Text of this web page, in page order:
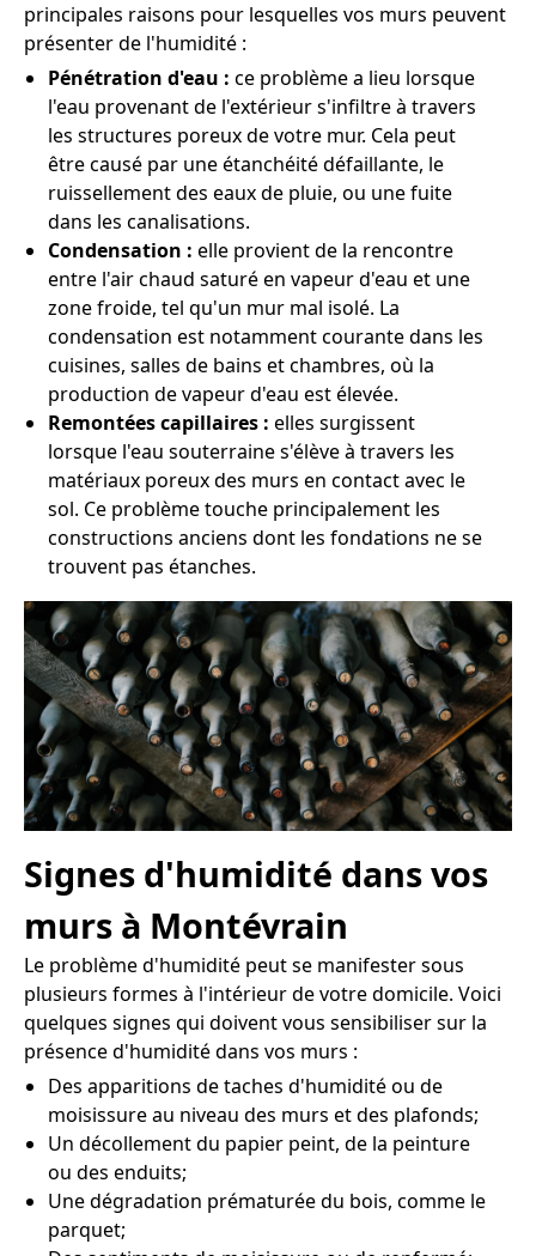
principales raisons pour lesquelles vos murs peuvent
présenter de l'humidité :
Pénétration d'eau : ce problème a lieu lorsque
l'eau provenant de l'extérieur s'infiltre à travers
les structures poreux de votre mur. Cela peut
être causé par une étanchéité défaillante, le
ruissellement des eaux de pluie, ou une fuite
dans les canalisations.
Condensation : elle provient de la rencontre
entre l'air chaud saturé en vapeur d'eau et une
zone froide, tel qu'un mur mal isolé. La
condensation est notamment courante dans les
cuisines, salles de bains et chambres, où la
production de vapeur d'eau est élevée.
Remontées capillaires : elles surgissent
lorsque l'eau souterraine s'élève à travers les
matériaux poreux des murs en contact avec le
sol. Ce problème touche principalement les
constructions anciens dont les fondations ne se
trouvent pas étanches.
Signes d'humidité dans vos
murs à Montévrain
Le problème d'humidité peut se manifester sous
plusieurs formes à l'intérieur de votre domicile. Voici
quelques signes qui doivent vous sensibiliser sur la
présence d'humidité dans vos murs :
Des apparitions de taches d'humidité ou de
moisissure au niveau des murs et des plafonds;
Un décollement du papier peint, de la peinture
ou des enduits;
Une dégradation prématurée du bois, comme le
parquet;